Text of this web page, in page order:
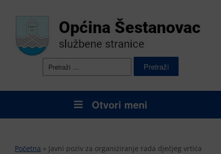
Otvori meni
Početna » Javni poziv za organiziranje rada dječjeg vrtića